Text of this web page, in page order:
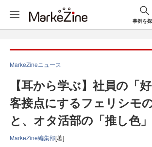
事例を
MarkeZineニュース
【耳から学ぶ】社員の「
客接点にするフェリシモ
と、オタ活部の「推し色
MarkeZine編集部[著]